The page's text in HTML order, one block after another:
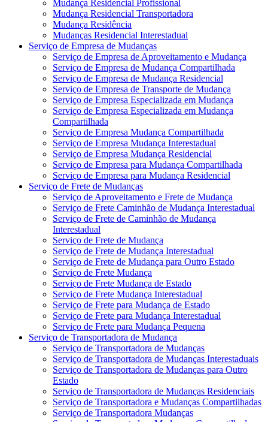
Mudança Residencial Profissional
Mudança Residencial Transportadora
Mudança Residência
Mudanças Residencial Interestadual
Serviço de Empresa de Mudanças
Serviço de Empresa de Aproveitamento e Mudança
Serviço de Empresa de Mudança Compartilhada
Serviço de Empresa de Mudança Residencial
Serviço de Empresa de Transporte de Mudança
Serviço de Empresa Especializada em Mudança
Serviço de Empresa Especializada em Mudança
Compartilhada
Serviço de Empresa Mudança Compartilhada
Serviço de Empresa Mudança Interestadual
Serviço de Empresa Mudança Residencial
Serviço de Empresa para Mudança Compartilhada
Serviço de Empresa para Mudança Residencial
Serviço de Frete de Mudanças
Serviço de Aproveitamento e Frete de Mudança
Serviço de Frete Caminhão de Mudança Interestadual
Serviço de Frete de Caminhão de Mudança
Interestadual
Serviço de Frete de Mudança
Serviço de Frete de Mudança Interestadual
Serviço de Frete de Mudança para Outro Estado
Serviço de Frete Mudança
Serviço de Frete Mudança de Estado
Serviço de Frete Mudança Interestadual
Serviço de Frete para Mudança de Estado
Serviço de Frete para Mudança Interestadual
Serviço de Frete para Mudança Pequena
Serviço de Transportadora de Mudança
Serviço de Transportadora de Mudanças
Serviço de Transportadora de Mudanças Interestaduais
Serviço de Transportadora de Mudanças para Outro
Estado
Serviço de Transportadora de Mudanças Residenciais
Serviço de Transportadora e Mudanças Compartilhadas
Serviço de Transportadora Mudanças